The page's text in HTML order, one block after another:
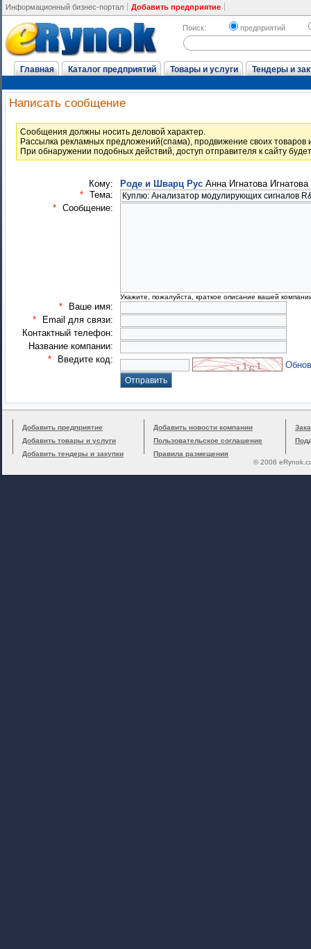
Информационный бизнес-портал Добавить предприятие
Поиск: предприятий
Главная Каталог предприятий Товары и услуги Тендеры и
Написать сообщение
Cообщения должны носить деловой характер.
Рассылка рекламных предложений(спама), продвижение своих товаров
При обнаружении подобных действий, доступ отправителя к сайту
Кому: Роде и Шварц Рус Анна Игнатова Игнатова
* Тема:
* Сообщение:
Укажите, пожалуйста, краткое описание вашей
*
Ваше имя:
*
Email для связи:
Контактный телефон:
Название компании:
*
Введите код:
Добавить предприятие
Добавить товары и услуги
Добавить тендеры и закупки
Добавить новости компании
Пользовательское соглашение
Правила размещения
© 2006